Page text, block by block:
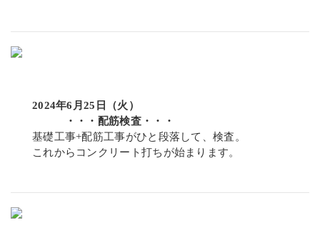
2024年6月25日（火）
・・・配筋検査・・・
基礎工事+配筋工事がひと段落して、検査。
これからコンクリート打ちが始まります。